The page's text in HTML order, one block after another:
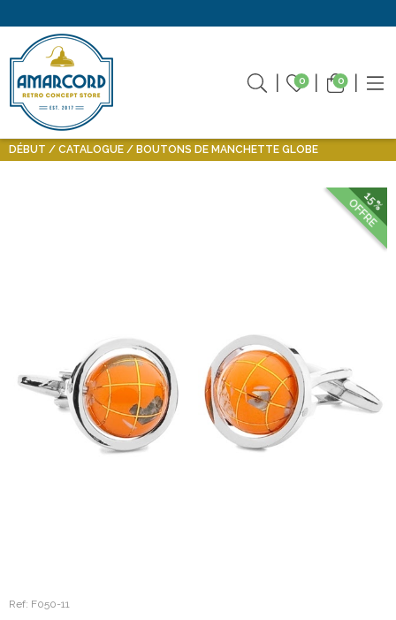
0 0
DÉBUT CATALOGUE BOUTONS DE MANCHETTE GLOBE
15%
OFFRE
Ref: F050-11